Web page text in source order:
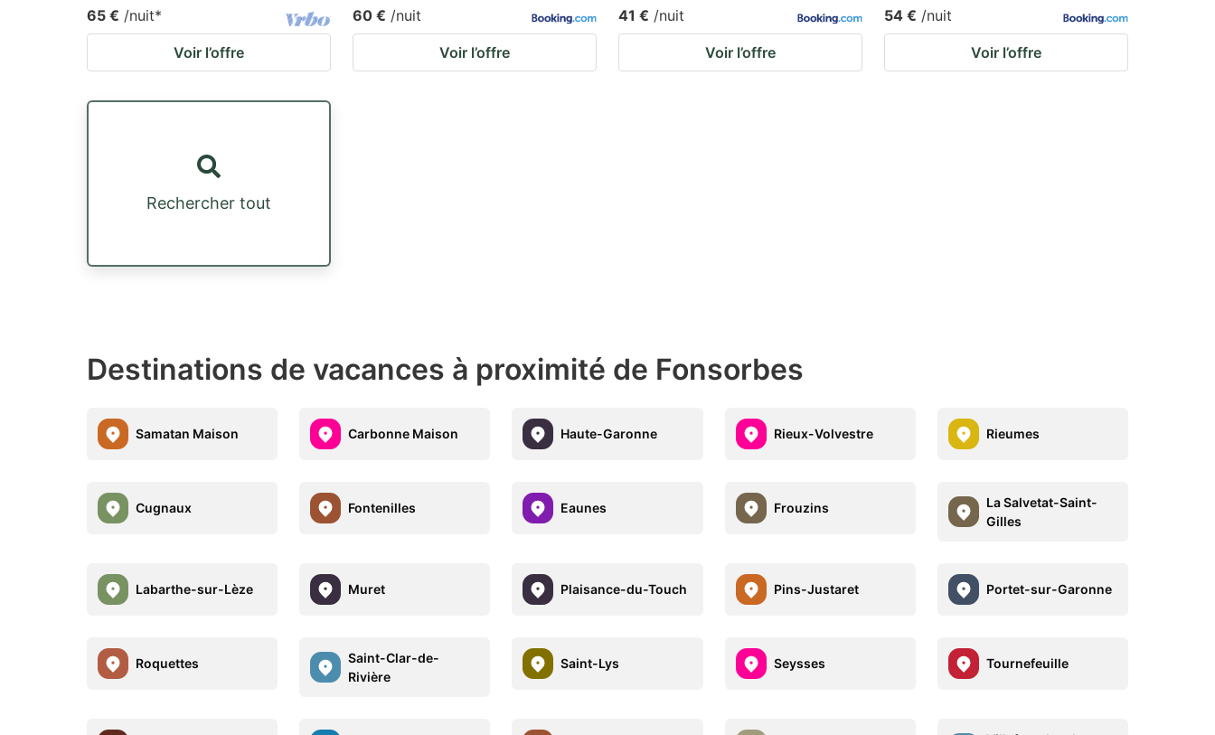
65 € /nuit*
Voir l’offre
60 € /nuit
Voir l’offre
41 € /nuit
Voir l’offre
54 € /nuit
Voir l’offre
Rechercher tout
Destinations de vacances à proximité de Fonsorbes
Samatan Maison Carbonne Maison Haute-Garonne Rieux-Volvestre Rieumes
Cugnaux Fontenilles Eaunes Frouzins
La Salvetat-Saint-
Gilles
Labarthe-sur-Lèze Muret Plaisance-du-Touch Pins-Justaret Portet-sur-Garonne
Roquettes
Saint-Clar-de-
Rivière
Saint-Lys Seysses Tournefeuille